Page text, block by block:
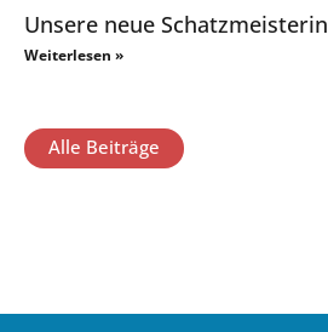
Unsere neue Schatzmeisterin
Weiterlesen »
Alle Beiträge